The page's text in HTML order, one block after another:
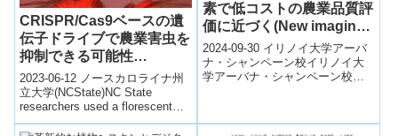
CRISPR/Cas9ベースの遺
伝子ドライブで農業害虫を
抑制できる可能性
(CRISPR/Cas9-Based
Gene Drive Could
Suppress Agricultural
Pests)
2023-06-12 ノースカロライナ州
立大学(NCState)NC State
researchers used a florescent
protein t...
素で低コストの農業品質評
価に近づく(New imaging
technique brings us
closer to simplified, low-
cost agricultural quality
2024-09-30 イリノイ大学アーバ
ナ・シャンペーン校イリノイ大
学アーバナ・シャンペーン校の